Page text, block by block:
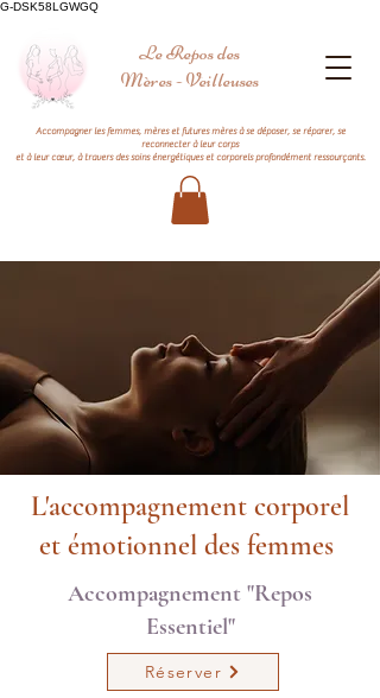
G-DSK58LGWGQ
Le Repos des
Mères - Veilleuses
Accompagner les femmes, mères et futures mères à se déposer, se réparer, se
reconnecter à leur corps
et à leur cœur, à travers des soins énergétiques et corporels profondément ressourçants.
L'accompagnement corporel
et émotionnel des femmes
Accompagnement "Repos
Essentiel"
Réserver